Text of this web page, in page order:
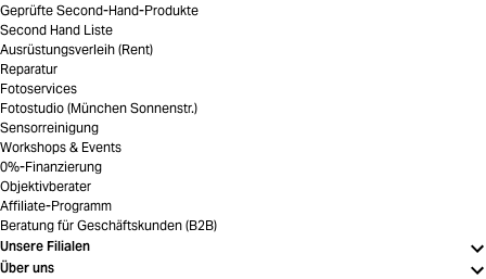
Geprüfte Second-Hand-Produkte
Second Hand Liste
Ausrüstungsverleih (Rent)
Reparatur
Fotoservices
Fotostudio (München Sonnenstr.)
Sensorreinigung
Workshops & Events
0%-Finanzierung
Objektivberater
Affiliate-Programm
Beratung für Geschäftskunden (B2B)
Unsere Filialen
Über uns